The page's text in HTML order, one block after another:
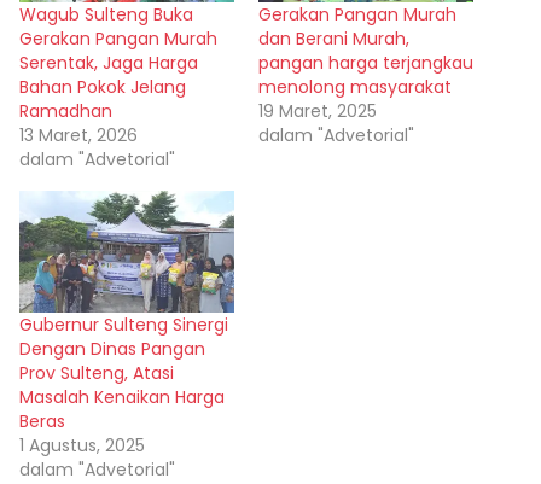
Wagub Sulteng Buka
Gerakan Pangan Murah
Serentak, Jaga Harga
Bahan Pokok Jelang
Ramadhan
13 Maret, 2026
dalam "Advetorial"
Gerakan Pangan Murah
dan Berani Murah,
pangan harga terjangkau
menolong masyarakat
19 Maret, 2025
dalam "Advetorial"
Gubernur Sulteng Sinergi
Dengan Dinas Pangan
Prov Sulteng, Atasi
Masalah Kenaikan Harga
Beras
1 Agustus, 2025
dalam "Advetorial"